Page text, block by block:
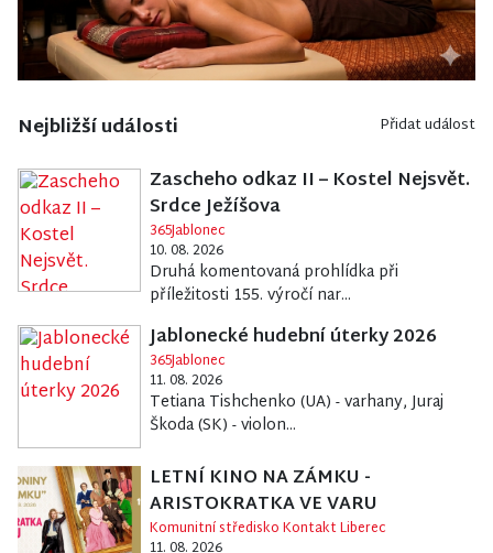
Nejbližší události Přidat událost
Zascheho odkaz II – Kostel Nejsvět.
Srdce Ježíšova
365Jablonec
10. 08. 2026
Druhá komentovaná prohlídka při
příležitosti 155. výročí nar...
Jablonecké hudební úterky 2026
365Jablonec
11. 08. 2026
Tetiana Tishchenko (UA) - varhany, Juraj
Škoda (SK) - violon...
LETNÍ KINO NA ZÁMKU -
ARISTOKRATKA VE VARU
Komunitní středisko Kontakt Liberec